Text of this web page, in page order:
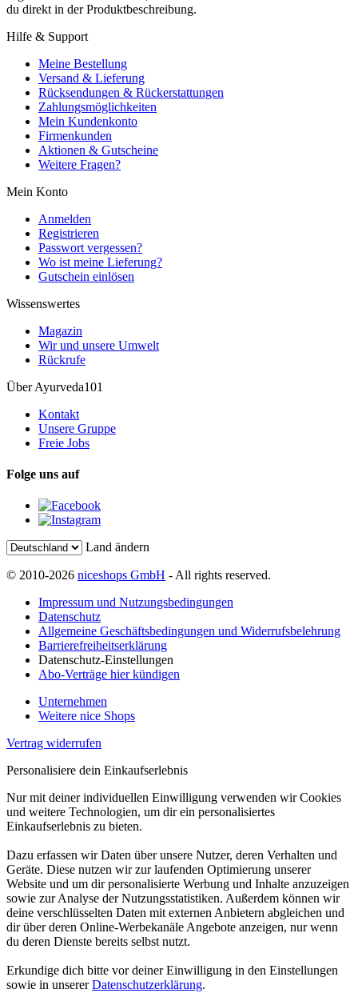
du direkt in der Produktbeschreibung.
Hilfe & Support
Meine Bestellung
Versand & Lieferung
Rücksendungen & Rückerstattungen
Zahlungsmöglichkeiten
Mein Kundenkonto
Firmenkunden
Aktionen & Gutscheine
Weitere Fragen?
Mein Konto
Anmelden
Registrieren
Passwort vergessen?
Wo ist meine Lieferung?
Gutschein einlösen
Wissenswertes
Magazin
Wir und unsere Umwelt
Rückrufe
Über Ayurveda101
Kontakt
Unsere Gruppe
Freie Jobs
Folge uns auf
Land ändern
© 2010-2026 niceshops GmbH - All rights reserved.
Impressum und Nutzungsbedingungen
Datenschutz
Allgemeine Geschäftsbedingungen und Widerrufsbelehrung
Barrierefreiheitserklärung
Datenschutz-Einstellungen
Abo-Verträge hier kündigen
Unternehmen
Weitere nice Shops
Vertrag widerrufen
Personalisiere dein Einkaufserlebnis
Nur mit deiner individuellen Einwilligung verwenden wir Cookies
und weitere Technologien, um dir ein personalisiertes
Einkaufserlebnis zu bieten.
Dazu erfassen wir Daten über unsere Nutzer, deren Verhalten und
Geräte. Diese nutzen wir zur laufenden Optimierung unserer
Website und um dir personalisierte Werbung und Inhalte anzuzeigen
sowie zur Analyse der Nutzungsstatistiken. Außerdem können wir
deine verschlüsselten Daten mit externen Anbietern abgleichen und
dir über deren Online-Werbekanäle Angebote anzeigen, nur wenn
du deren Dienste bereits selbst nutzt.
Erkundige dich bitte vor deiner Einwilligung in den Einstellungen
sowie in unsererDatenschutzerklärung.